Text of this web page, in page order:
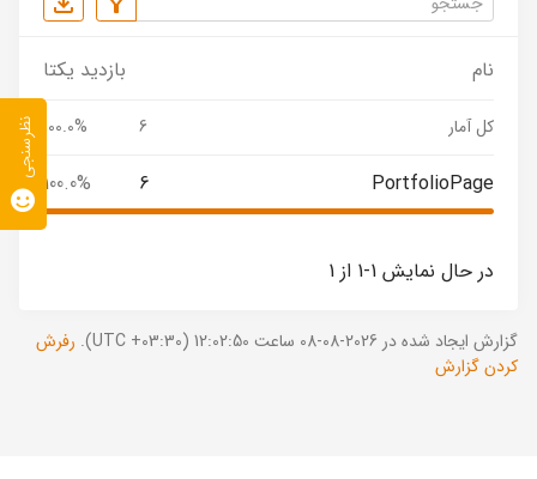
نام بازدید یکتا
کل آمار 6
100.0%
PortfolioPage
6
100.0%
در حال نمایش 1-1 از 1
گزارش ایجاد شده در 2026-08-08 ساعت 12:02:50 (UTC +03:30).
رفرش
کردن گزارش
نظرسنجی